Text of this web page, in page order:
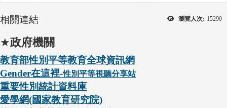
瀏覽人次: 15290
相關連結
★政府機關
教育部性別平等教育全球資訊網
Gender在這裡-性別平等視聽分享站
重要性別統計資料庫
愛學網(國家教育研究院)